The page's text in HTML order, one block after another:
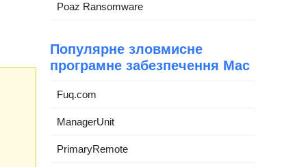
Poaz Ransomware
Популярне зловмисне
програмне забезпечення Mac
Fuq.com
ManagerUnit
PrimaryRemote